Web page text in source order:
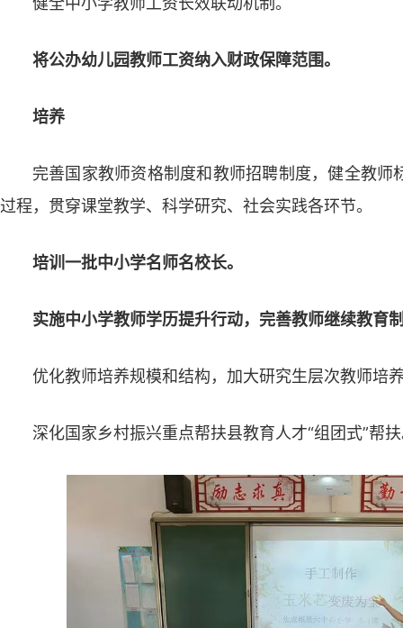
将公办幼儿园教师工资纳入财政保障范围。
培养
完善国家教师资格制度和教师招聘制度，健全教
过程，贯穿课堂教学、科学研究、社会实践各环节。
培训一批中小学名师名校长。
实施中小学教师学历提升行动，完善教师继续教育
优化教师培养规模和结构，加大研究生层次教师培
深化国家乡村振兴重点帮扶县教育人才“组团式”帮